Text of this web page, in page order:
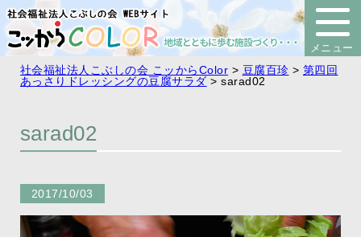
社会福祉法人こぶしの会 こッからColor > 豆腐百珍 > 第四回
あっさりドレッシングの豆腐サラダ >sarad02
sarad02
2017/10/03